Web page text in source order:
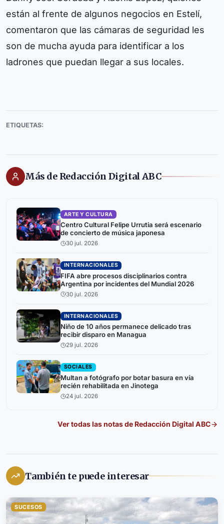
están al frente de algunos negocios en Estelí,
comentaron que las cámaras de seguridad les
son de mucha ayuda para identificar a los
ladrones que puedan llegar a sus locales.
ETIQUETAS:
Más de Redacción Digital ABC
ARTE Y CULTURA
Centro Cultural Felipe Urrutia será escenario
de concierto de música japonesa
30 jul. 2026
INTERNACIONALES
FIFA abre procesos disciplinarios contra
Argentina por incidentes del Mundial 2026
30 jul. 2026
INTERNACIONALES
Niño de 10 años permanece delicado tras
recibir disparo en Managua
29 jul. 2026
SOCIALES
Multan a fotógrafo por botar basura en vía
recién rehabilitada en Jinotega
24 jul. 2026
Ver todas las notas de Redacción Digital ABC
También te puede interesar
SUCESOS